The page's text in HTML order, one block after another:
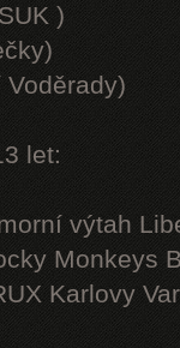
)
let:
výtah
Monkeys
Karlovy